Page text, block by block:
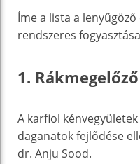
Íme a lista a
rendszeres
1.
A karfiol
daganatok fejlődése
dr. Anju Sood.